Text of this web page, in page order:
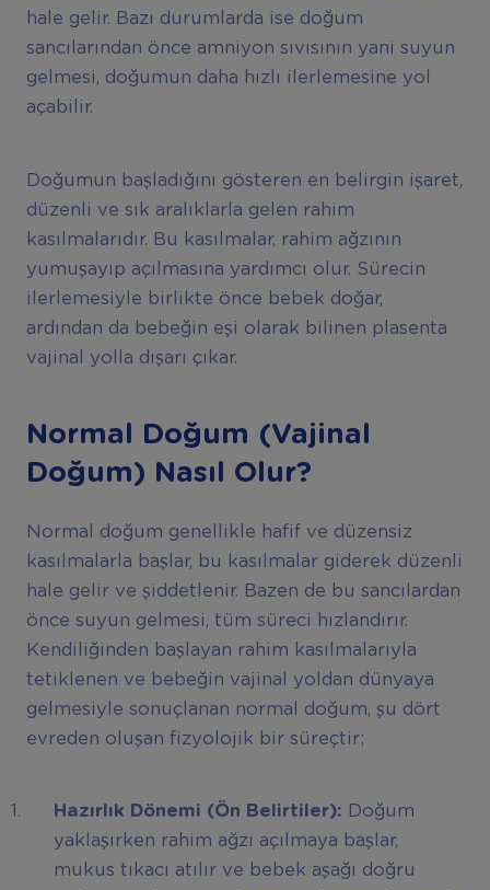
hale gelir. Bazı durumlarda ise doğum
sancılarından önce amniyon sıvısının yani suyun
gelmesi, doğumun daha hızlı ilerlemesine yol
açabilir.
Doğumun başladığını gösteren en belirgin işaret,
düzenli ve sık aralıklarla gelen rahim
kasılmalarıdır. Bu kasılmalar, rahim ağzının
yumuşayıp açılmasına yardımcı olur. Sürecin
ilerlemesiyle birlikte önce bebek doğar,
ardından da bebeğin eşi olarak bilinen plasenta
vajinal yolla dışarı çıkar.
Normal Doğum (Vajinal
Doğum) Nasıl Olur?
Normal doğum genellikle hafif ve düzensiz
kasılmalarla başlar, bu kasılmalar giderek düzenli
hale gelir ve şiddetlenir. Bazen de bu sancılardan
önce suyun gelmesi, tüm süreci hızlandırır.
Kendiliğinden başlayan rahim kasılmalarıyla
tetiklenen ve bebeğin vajinal yoldan dünyaya
gelmesiyle sonuçlanan normal doğum, şu dört
evreden oluşan fizyolojik bir süreçtir;
Hazırlık Dönemi (Ön Belirtiler): Doğum
yaklaşırken rahim ağzı açılmaya başlar,
mukus tıkacı atılır ve bebek aşağı doğru